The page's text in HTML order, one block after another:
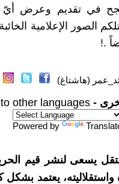
لم تنجح في تقديم
الصور الإعلامية
.!
(هاشتاغ)
-
other languages
Powered by
يسعى لنشر قيم الحرية،
واستقلاليته، يعتمد